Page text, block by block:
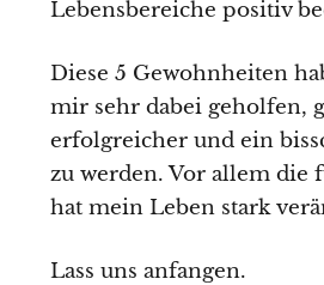
Lebensbereiche positiv
Diese 5 Gewohnheiten
mir sehr dabei geholfen,
erfolgreicher und ein
zu werden. Vor allem die
hat mein Leben stark
Lass uns anfangen.